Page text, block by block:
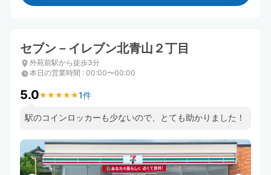
セブン－イレブン北青山２丁目
外苑前駅から徒歩3分
本日の営業時間 : 00:00〜00:00
5.0★ ★ ★ ★ ★
★ ★ ★ ★ ★1件
駅のコインロッカーも少ないので、とても助かりました！